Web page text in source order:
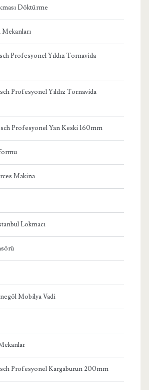
Döktürme
Mekanları
Profesyonel Yıldız Tornavida
Profesyonel Yıldız Tornavida
Profesyonel Yan Keski 160mm
Makina
Lokmacı
Mobilya Vadi
Profesyonel Kargaburun 200mm